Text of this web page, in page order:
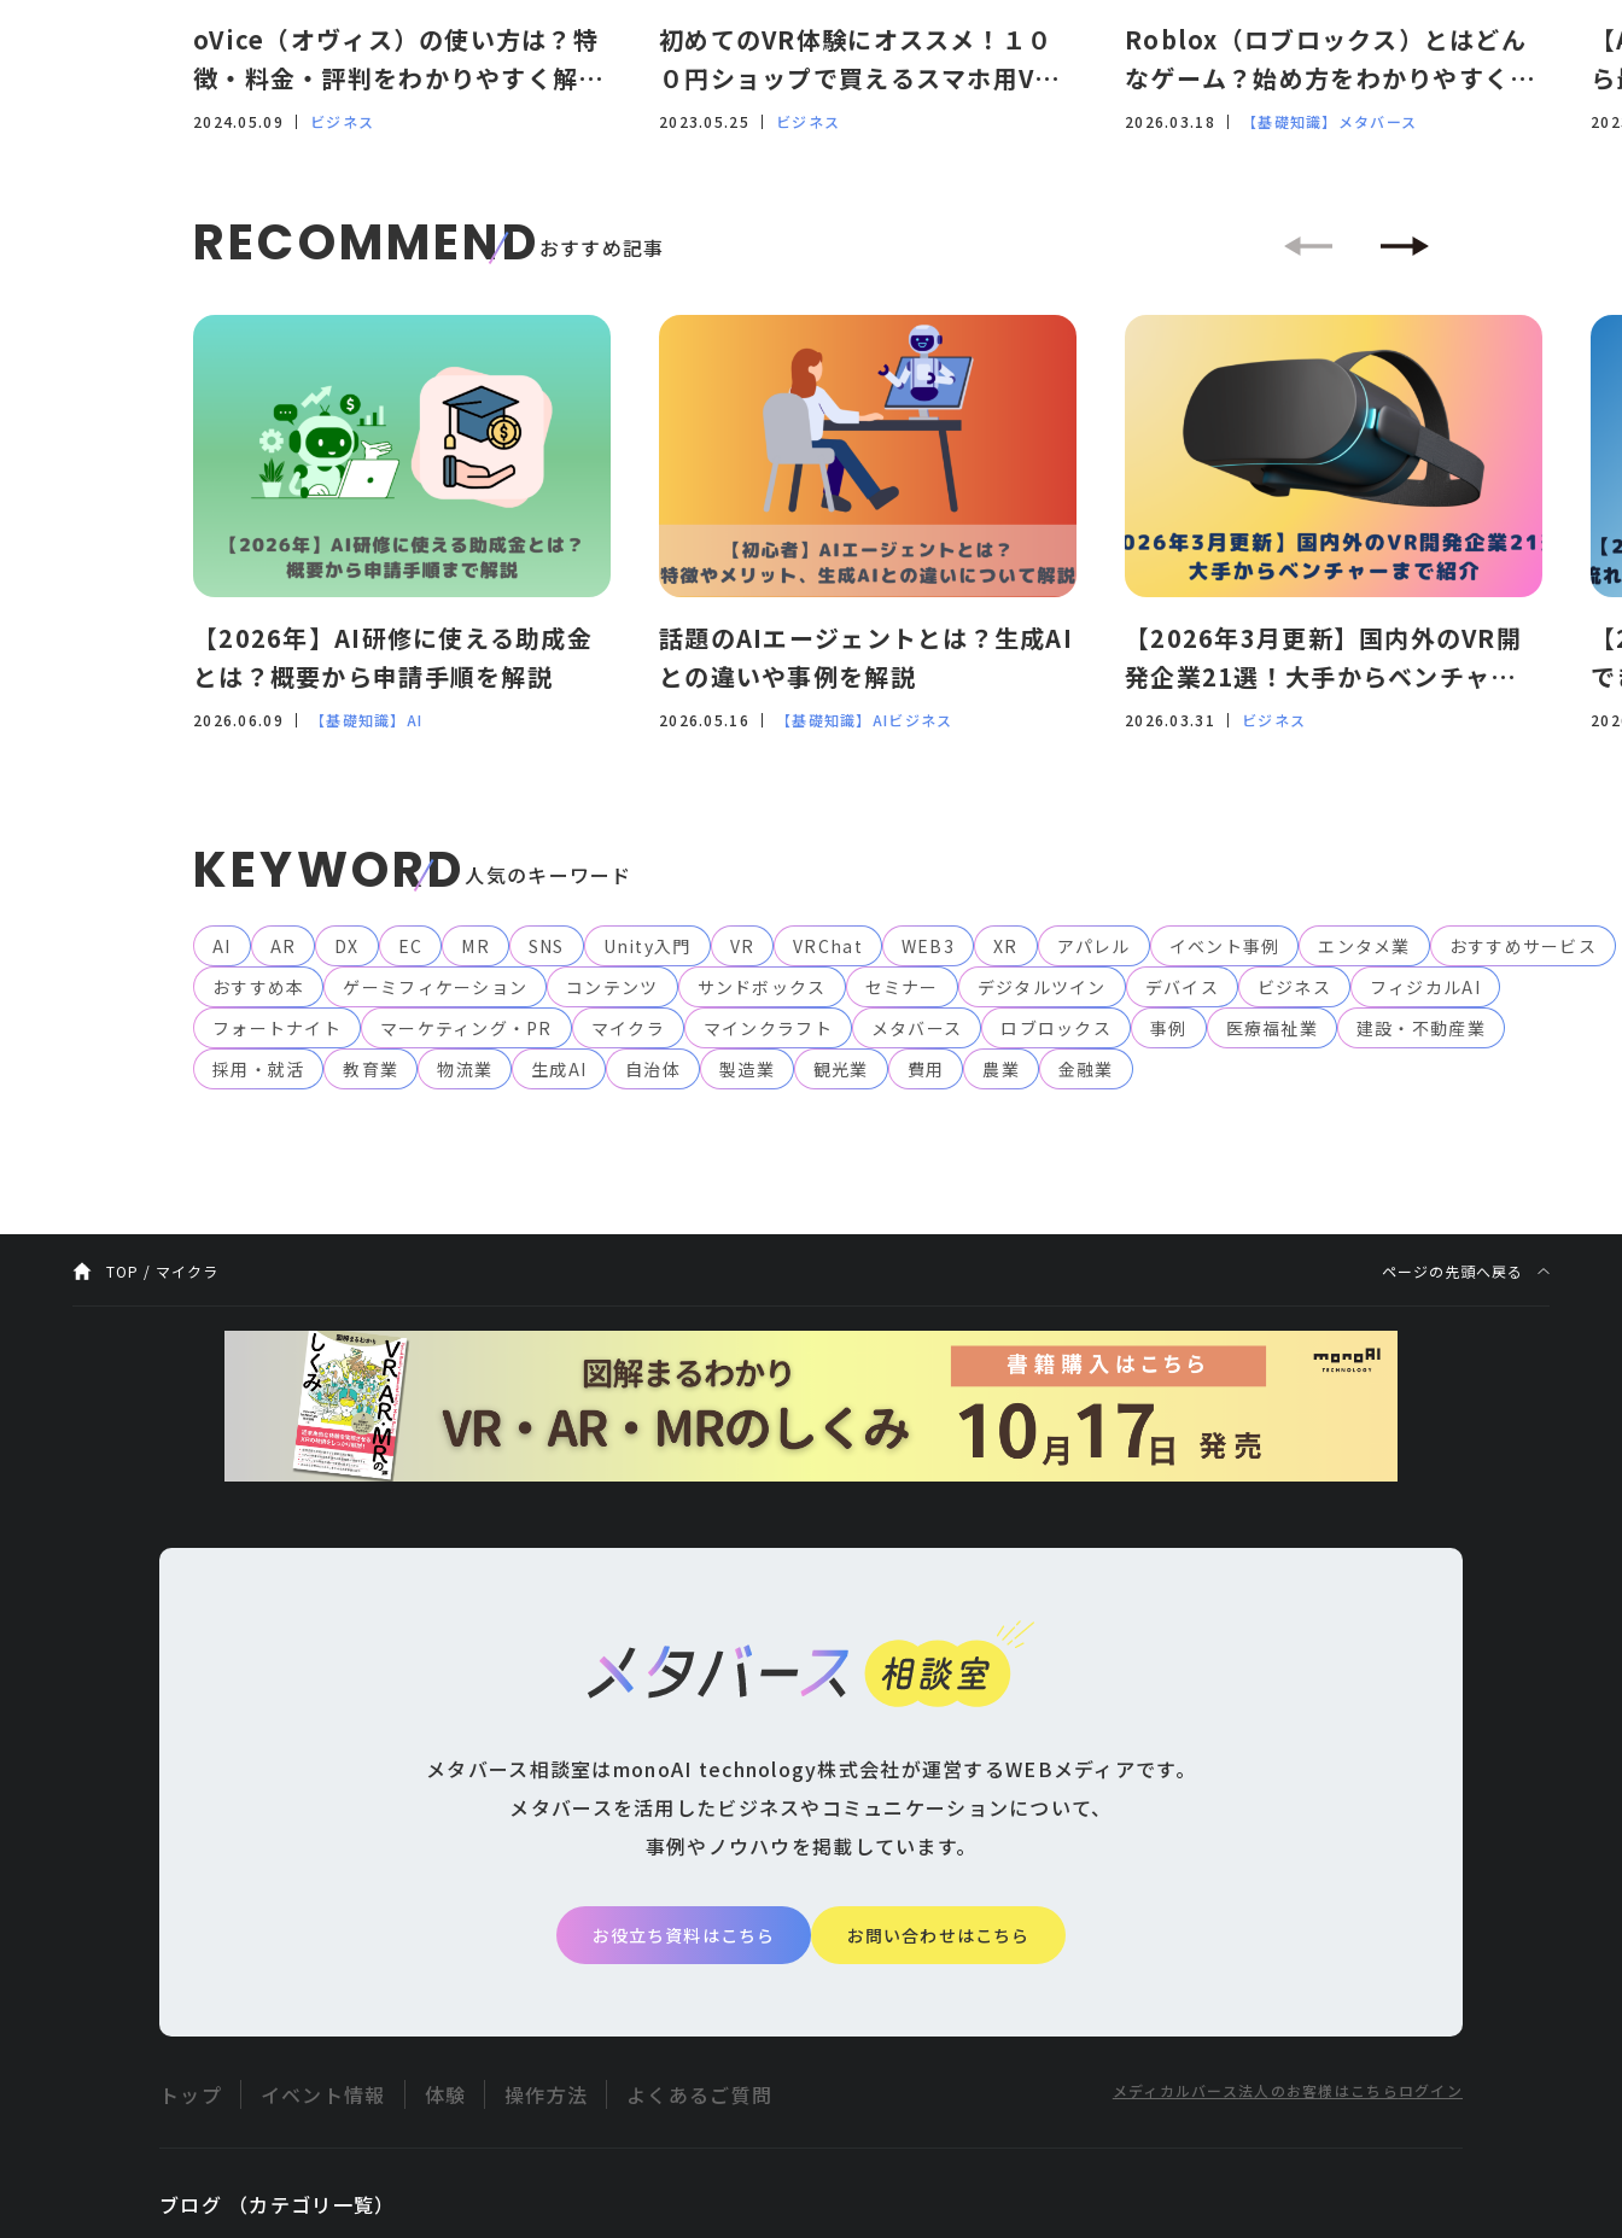
人情報の漏洩防止に必要な事
項を取決め、適切な管理を実
施させます。
求
または消去、第三者への提供
口」に申し出ることができま
確認させていただいたうえ
で、合理的な期間内に対応い
開示等の申し出の詳細につき
ましては、下記の「個人情報
に関するお問い合わせ窓口」
までお問い合わせください。
〒150-0031 東京都渋谷区桜
丘町1番2号 渋谷サクラステー
ジ セントラルビル15階
社 個人情報お問合わせ窓口
TEL：03-6273-2753
7. 個人情報を提供される
ことの任意性について
ユーザーサービス向上のため
当Webサイトで閲覧された
Cookie情報（OS、広告ID、
コンピュータ名、言語設定
等）を取得することがありま
す。
oVice（オヴィス）の使い方は？特
徴・料金・評判をわかりやすく解
説！
2024.05.09 ビジネス
初めてのVR体験にオススメ！１０
０円ショップで買えるスマホ用VR
ゴーグルのご紹介
2023.05.25 ビジネス
Roblox（ロブロックス）とはどん
なゲーム？始め方をわかりやすく解
説
2026.03.18 【基礎知識】メタバース
RECOMMEND おすすめ記事
【2026年】AI研修に使える助成金
とは？概要から申請手順を解説
2026.06.09 【基礎知識】AI
話題のAIエージェントとは？生成AI
との違いや事例を解説
2026.05.16 【基礎知識】AI ビジネス
【2026年3月更新】国内外のVR開
発企業21選！大手からベンチャーま
で紹介
2026.03.31 ビジネス
KEYWORD 人気のキーワード
AI AR DX EC MR SNS Unity入門 VR VRChat WEB3 XR アパレル イベント事例 エンタメ業
おすすめサービス
おすすめ本
ゲーミフィケーション コンテンツ サンドボックス セミナー デジタルツイン デバイス ビジネス
フィジカルAI
フォートナイト
マーケティング・PR マイクラ マインクラフト メタバース ロブロックス 事例 医療福祉業
建設・不動産業
採用・就活
教育業 物流業 生成AI 自治体 製造業 観光業 費用 農業 金融業
TOP / マイクラ ページの先頭へ戻る
メタバース相談室はmonoAI technology株式会社が運営するWEBメディアです。
メタバースを活用したビジネスやコミュニケーションについて、
事例やノウハウを掲載しています。
お役立ち資料はこちら お問い合わせはこちら
トップ イベント情報 体験 操作方法 よくあるご質問 メディカルバース 法人のお客様はこちら ログイン
ブログ （カテゴリ一覧）